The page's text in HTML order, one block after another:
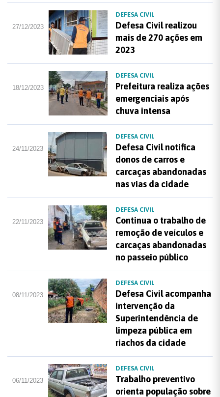
27/12/2023
DEFESA CIVIL
Defesa Civil realizou
mais de 270 ações em
2023
18/12/2023
DEFESA CIVIL
Prefeitura realiza ações
emergenciais após
chuva intensa
24/11/2023
DEFESA CIVIL
Defesa Civil notifica
donos de carros e
carcaças abandonadas
nas vias da cidade
22/11/2023
DEFESA CIVIL
Continua o trabalho de
remoção de veículos e
carcaças abandonadas
no passeio público
08/11/2023
DEFESA CIVIL
Defesa Civil acompanha
intervenção da
Superintendência de
limpeza pública em
riachos da cidade
06/11/2023
DEFESA CIVIL
Trabalho preventivo
orienta população sobre